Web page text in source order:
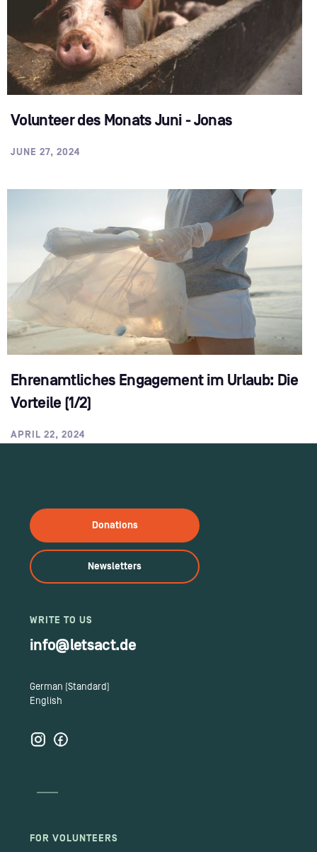
Volunteer des Monats Juni - Jonas
JUNE 27, 2024
Ehrenamtliches Engagement im Urlaub: Die
Vorteile (1/2)
APRIL 22, 2024
Donations
Newsletters
WRITE TO US
info@letsact.de
German (Standard)
English
FOR VOLUNTEERS